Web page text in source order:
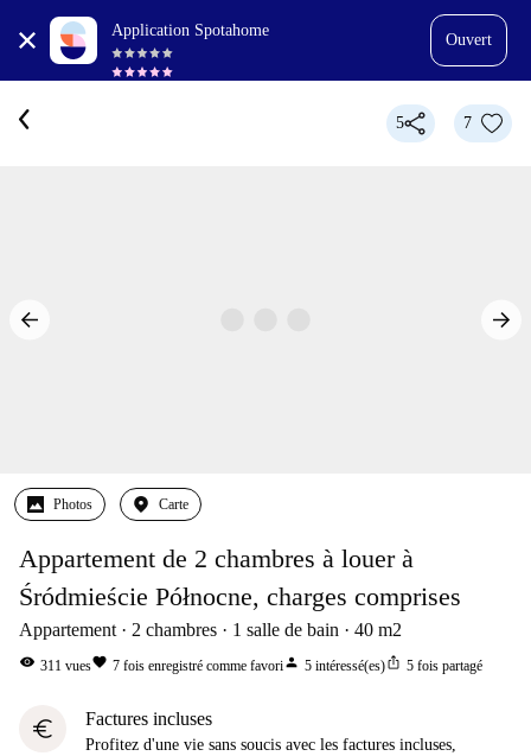
Application Spotahome
Ouvert
5 7
Photos Carte
Appartement de 2 chambres à louer à
Śródmieście Północne, charges comprises
Appartement 2 chambres 1 salle de bain 40 m2
visibility 311 vuesfavorite 7 fois enregistré comme favoriperson 5 intéressé(es)ios_share 5 fois partagé
euro Factures incluses
Profitez d'une vie sans soucis avec les factures incluses,